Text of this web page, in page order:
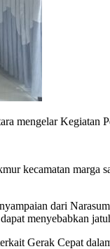
mengelar Kegiatan
kecamatan marga
dari
menyebabkan
Gerak Cepat